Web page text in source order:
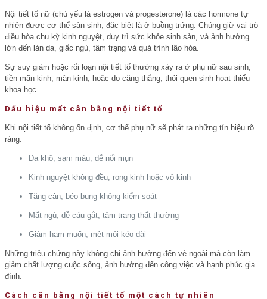
Nội tiết tố nữ (chủ yếu là estrogen và progesterone) là các hormone tự
nhiên được cơ thể sản sinh, đặc biệt là ở buồng trứng. Chúng giữ vai trò
điều hòa chu kỳ kinh nguyệt, duy trì sức khỏe sinh sản, và ảnh hưởng
lớn đến làn da, giấc ngủ, tâm trạng và quá trình lão hóa.
Sự suy giảm hoặc rối loạn nội tiết tố thường xảy ra ở phụ nữ sau sinh,
tiền mãn kinh, mãn kinh, hoặc do căng thẳng, thói quen sinh hoạt thiếu
khoa học.
Dấu hiệu mất cân bằng nội tiết tố
Khi nội tiết tố không ổn định, cơ thể phụ nữ sẽ phát ra những tín hiệu rõ
ràng:
Da khô, sạm màu, dễ nổi mụn
Kinh nguyệt không đều, rong kinh hoặc vô kinh
Tăng cân, béo bụng không kiểm soát
Mất ngủ, dễ cáu gắt, tâm trạng thất thường
Giảm ham muốn, mệt mỏi kéo dài
Những triệu chứng này không chỉ ảnh hưởng đến vẻ ngoài mà còn làm
giảm chất lượng cuộc sống, ảnh hưởng đến công việc và hạnh phúc gia
đình.
Cách cân bằng nội tiết tố một cách tự nhiên